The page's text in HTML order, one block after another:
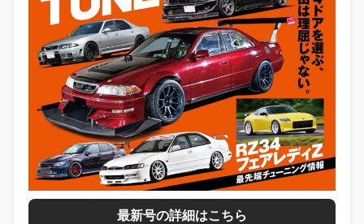
最新号の詳細はこちら